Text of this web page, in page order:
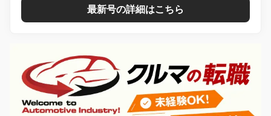
最新号の詳細はこちら